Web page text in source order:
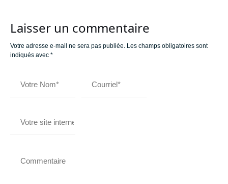
Laisser un commentaire
Votre adresse e-mail ne sera pas publiée. Les champs obligatoires sont
indiqués avec *